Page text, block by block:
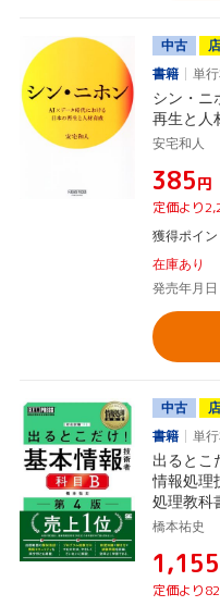
中古
書籍
単
シン・ニ
再生と人
安宅和人
¥385円
定価より
獲得ポイ
在庫あり
発売年月
中古
書籍
単
出るとこ
情報処理
処理教科
橋本祐史
¥1,155
定価より